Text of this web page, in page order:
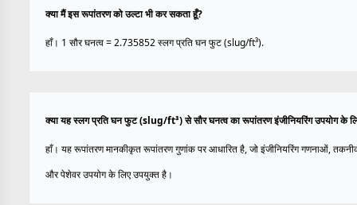
क्या मैं इस रूपांतरण को उल्टा भी कर सकता हूँ?
हाँ। 1 सौर घनत्व = 2.735852 स्लग प्रति घन फुट (slug/ft³).
क्या यह स्लग प्रति घन फुट (slug/ft³) से सौर घनत्व का रूपांतरण इंजीनियरिंग उपयोग के
हाँ। यह रूपांतरण मानकीकृत रूपांतरण गुणांक पर आधारित है, जो इंजीनियरिंग गणनाओं,
और पेशेवर उपयोग के लिए उपयुक्त है।